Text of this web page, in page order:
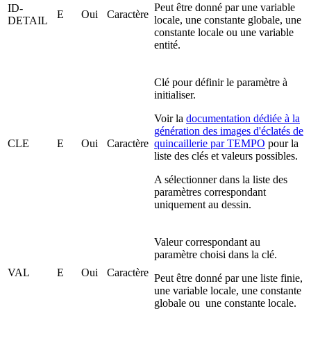
ID-
DETAIL
E Oui Caractère
Peut être donné par une variable
locale, une constante globale, une
constante locale ou une variable
entité.
CLE E Oui Caractère
Clé pour définir le paramètre à
initialiser.
Voir la documentation dédiée à la
génération des images d'éclatés de
quincaillerie par TEMPO pour la
liste des clés et valeurs possibles.
A sélectionner dans la liste des
paramètres correspondant
uniquement au dessin.
VAL E Oui Caractère
Valeur correspondant au
paramètre choisi dans la clé.
Peut être donné par une liste finie,
une variable locale, une constante
globale ou une constante locale.